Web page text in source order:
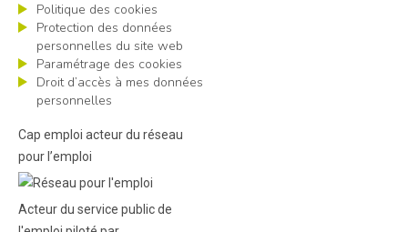
Politique des cookies
Protection des données
personnelles du site web
Paramétrage des cookies
Droit d’accès à mes données
personnelles
Cap emploi acteur du réseau
pour l’emploi
Acteur du service public de